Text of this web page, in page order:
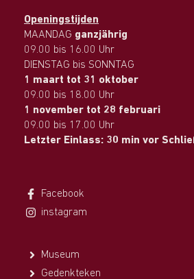
Openingstijden
MAANDAG ganzjährig
09.00 bis 16.00 Uhr
DIENSTAG bis SONNTAG
1 maart tot 31 oktober
09.00 bis 18.00 Uhr
1 november tot 28 februari
09.00 bis 17.00 Uhr
Letzter Einlass: 30 min vor
Facebook
instagram
Museum
Gedenkteken